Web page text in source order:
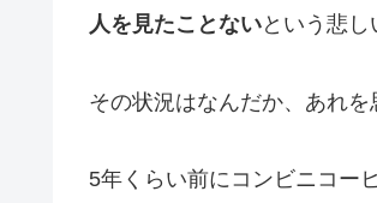
人を見たことないという悲し
その状況はなんだか、あれを
5年くらい前にコンビニコー